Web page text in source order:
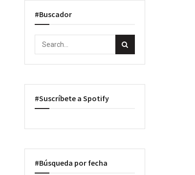
#Buscador
#Suscríbete a Spotify
#Búsqueda por fecha